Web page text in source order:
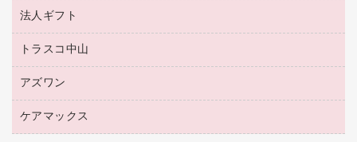
パイプ式ファイル
その他ファイル
クリヤーホルダー
クリヤーブック（差替式）
クリヤーブック（固定式）
ボールペン（油性）
ボールペン（ゲルインク）
シャープペンシル用替芯
針なしステープラー
紙めくり
裁断機
陳列什器
紙手提げ袋
レジ・ポリ袋
ディスプレイ用品
カウンター／お会計用品
東急ハンズ
法人ギフト
高島屋
高島屋（食品・飲料）
カウネットギフト（食品・飲料）
トラスコ中山
建築・作業用品
アズワン
医療・介護用品（食品・飲料・食添製品）
ケアマックス